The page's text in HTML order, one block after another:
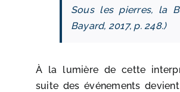
Sous les pierres, la
Bayard, 2017, p. 248.)
À la lumière de cette
suite des événements